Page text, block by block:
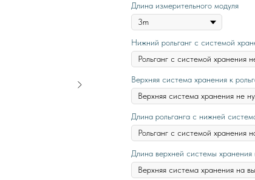
Длина измерительного модуля
Нижний рольганг с системой
Верхняя система хранения к
Длина рольганга с нижней
Длина верхней системы